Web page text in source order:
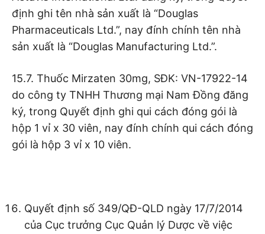
định ghi tên nhà sản xuất là “Douglas
Pharmaceuticals Ltd.”, nay đính chính tên nhà
sản xuất là “Douglas Manufacturing Ltd.”.
15.7. Thuốc Mirzaten 30mg, SĐK: VN-17922-14
do công ty TNHH Thương mại Nam Đồng đăng
ký, trong Quyết định ghi qui cách đóng gói là
hộp 1 vỉ x 30 viên, nay đính chính qui cách đóng
gói là hộp 3 vỉ x 10 viên.
Quyết định số 349/QĐ-QLD ngày 17/7/2014
của Cục trưởng Cục Quản lý Dược về việc